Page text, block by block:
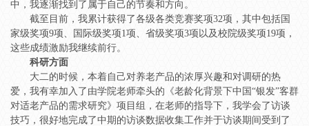
中，我逐渐找到了属于自己的节奏和方向。
截至目前，我累计获得了各级各类竞赛奖项32项，其中包括国
家级奖项9项、国际级奖项1项、省级奖项3项以及校院级奖项19项，
这些成绩激励我继续前行。
科研方面
大二的时候，本着自己对养老产品的浓厚兴趣和对调研的热
爱，我有幸加入了由学院老师牵头的《老龄化背景下中国“银发”客群
对适老产品的需求研究》项目组，在老师的指导下，我学会了访谈
技巧，很好地完成了中期的访谈数据收集工作并于访谈期间受到了